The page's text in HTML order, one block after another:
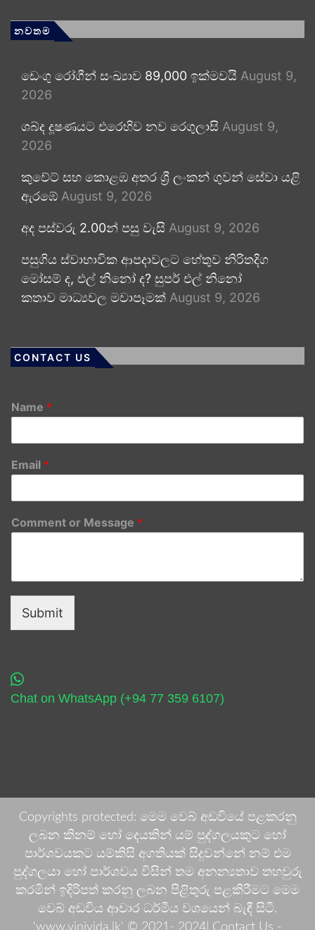
නවතම
ඩෙංගු රෝගීන් සංඛ්‍යාව 89,000 ඉක්මවයි August 9,
2026
ශබ්ද දූෂණයට එරෙහිව නව රෙගුලාසි August 9,
2026
කුවේට් සහ කොළඹ අතර ශ්‍රී ලංකන් ගුවන් සේවා යළි
ඇරඹේ August 9, 2026
අද පස්වරු 2.00න් පසු වැසි August 9, 2026
පසුගිය ස්වාභාවික ආපදාවලට හේතුව නිරිතදිග
මෝසම් ද, එල් නිනෝ ද? සුපර් එල් නිනෝ
කතාව මාධ්‍යවල මවාපෑමක් August 9, 2026
CONTACT US
Name *
Email *
Comment or Message *
Submit
Chat on WhatsApp (+94 77 359 6107)
Copyrights protected: මෙම වෙබ් අඩවියේ පළකරනු
ලබන කිනම් හෝ දෙයකින් යම් පුද්ගලයකුට හෝ
පාර්ශවයකට යම්කිසි අගතියක් සිදුවන්නේ නම් එම
පුද්ගලයා හෝ පාර්ශවය විසින් තම අනන්‍යතාව තහවුරු
කරමින් ඉදිරිපත් කරනු ලබන පිළිතුරු පළකිරීමට මෙම
වෙබ් අඩවිය ආචාර ධර්මීය වශයෙන් බැඳී සිටී.
'www.vinivida.lk' © 2021- 2024| Contact Us -